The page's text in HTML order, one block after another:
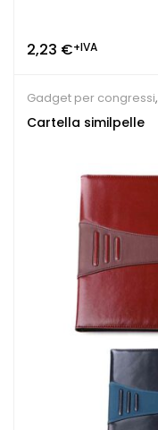
2,23 €+IVA
Gadget per congressi,
Sindacati
Cartella similpelle